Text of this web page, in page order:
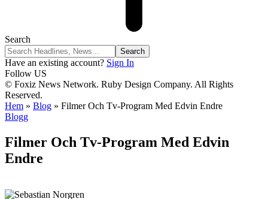
Search
Have an existing account? Sign In
Follow US
© Foxiz News Network. Ruby Design Company. All Rights
Reserved.
Hem » Blog » Filmer Och Tv-Program Med Edvin Endre
Blogg
Filmer Och Tv-Program Med Edvin
Endre